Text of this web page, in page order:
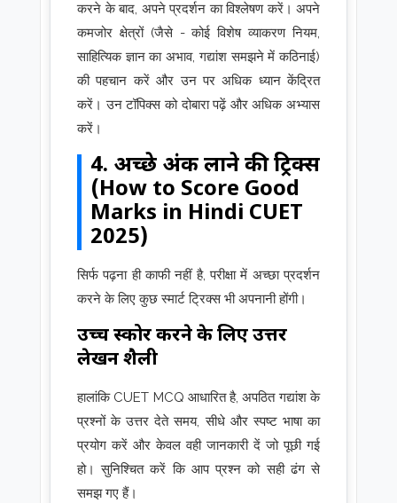
करने के बाद, अपने प्रदर्शन का विश्लेषण करें। अपने
कमजोर क्षेत्रों (जैसे - कोई विशेष व्याकरण नियम,
साहित्यिक ज्ञान का अभाव, गद्यांश समझने में कठिनाई)
की पहचान करें और उन पर अधिक ध्यान केंद्रित
करें। उन टॉपिक्स को दोबारा पढ़ें और अधिक अभ्यास
करें।
4. अच्छे अंक लाने की ट्रिक्स
(How to Score Good
Marks in Hindi CUET
2025)
सिर्फ पढ़ना ही काफी नहीं है, परीक्षा में अच्छा प्रदर्शन
करने के लिए कुछ स्मार्ट ट्रिक्स भी अपनानी होंगी।
उच्च स्कोर करने के लिए उत्तर
लेखन शैली
हालांकि CUET MCQ आधारित है, अपठित गद्यांश के
प्रश्नों के उत्तर देते समय, सीधे और स्पष्ट भाषा का
प्रयोग करें और केवल वही जानकारी दें जो पूछी गई
हो। सुनिश्चित करें कि आप प्रश्न को सही ढंग से
समझ गए हैं।